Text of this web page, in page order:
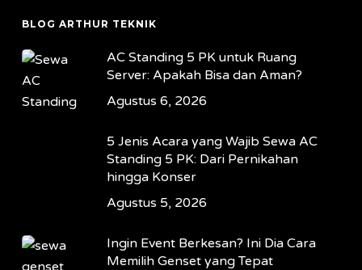
BLOG ARTHUR TEKNIK
AC Standing 5 PK untuk Ruang
Server: Apakah Bisa dan Aman?
Agustus 6, 2026
5 Jenis Acara yang Wajib Sewa AC
Standing 5 PK: Dari Pernikahan
hingga Konser
Agustus 5, 2026
Ingin Event Berkesan? Ini Dia Cara
Memilih Genset yang Tepat